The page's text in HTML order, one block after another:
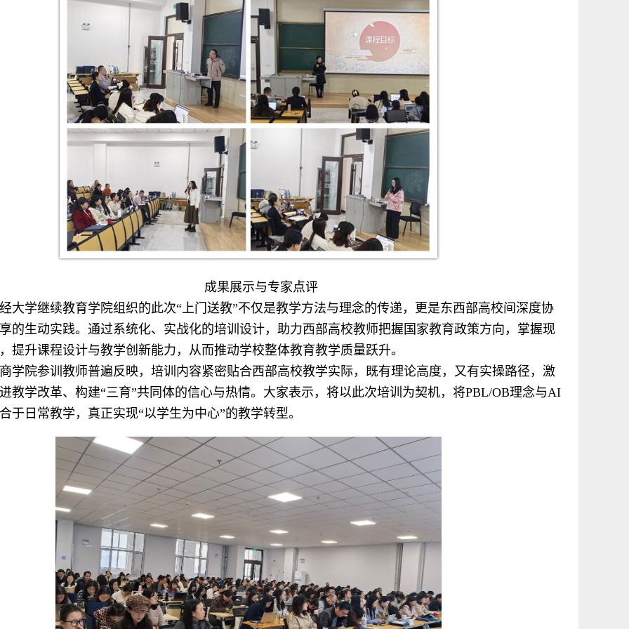
成果展示与专家点评
大学继续教育学院组织的此次“上门送教”不仅是教学方法与理念的传递，更是东西部高校间深度协
的生动实践。通过系统化、实战化的培训设计，助力西部高校教师把握国家教育政策方向，掌握现
提升课程设计与教学创新能力，从而推动学校整体教育教学质量跃升。
学院参训教师普遍反映，培训内容紧密贴合西部高校教学实际，既有理论高度，又有实操路径，激
教学改革、构建“三育”共同体的信心与热情。大家表示，将以此次培训为契机，将PBL/OB理念与AI
于日常教学，真正实现“以学生为中心”的教学转型。